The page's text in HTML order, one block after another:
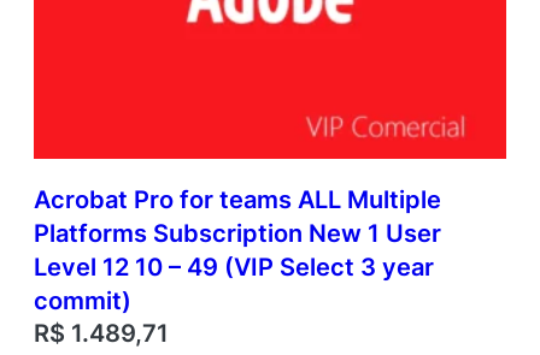
Acrobat Pro for teams ALL Multiple
Platforms Subscription New 1 User
Level 12 10 – 49 (VIP Select 3 year
commit)
R$ 1.489,71